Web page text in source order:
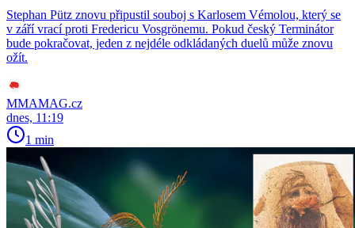
Stephan Pütz znovu připustil souboj s Karlosem Vémolou, který se
v září vrací proti Fredericu Vosgrönemu. Pokud český Terminátor
bude pokračovat, jeden z nejdéle odkládaných duelů může znovu
ožít.
MMAMAG.cz
dnes, 11:19
1 min